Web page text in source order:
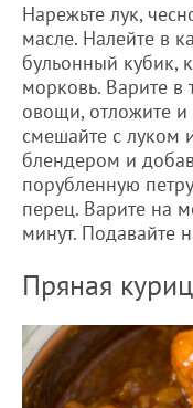
Нарежьте лук,
масле. Налейте в
бульонный кубик,
морковь. Варите в
овощи, отложите и
смешайте с луком
блендером и
порубленную
перец. Варите на
минут. Подавайте
Пряная